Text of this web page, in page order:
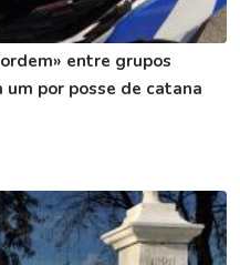
entre grupos
por posse de catana